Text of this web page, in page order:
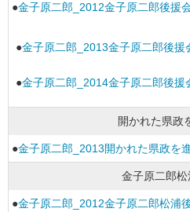
●金子原二郎_2012金子原二郎後援
●金子原二郎_2013金子原二郎後援
●金子原二郎_2014金子原二郎後援
開かれた県政
●金子原二郎_2013開かれた県政を
金子原二郎松
●金子原二郎_2012金子原二郎松浦